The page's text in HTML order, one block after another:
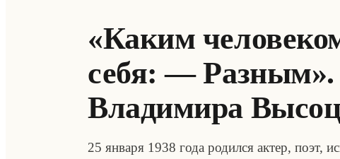
«Каким
себя: —
Владимира
25 января 1938 года родился актер, поэт,